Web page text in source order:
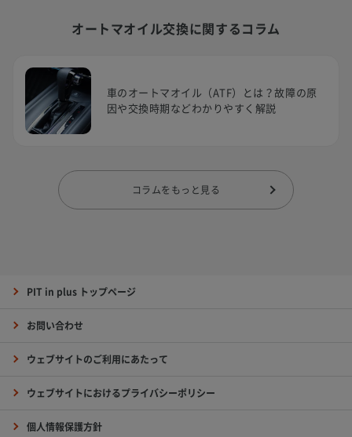
オートマオイル交換に関するコラム
車のオートマオイル（ATF）とは？故障の原
因や交換時期などわかりやすく解説
コラムをもっと見る
PIT in plus トップページ
お問い合わせ
ウェブサイトのご利用にあたって
ウェブサイトにおけるプライバシーポリシー
個人情報保護方針